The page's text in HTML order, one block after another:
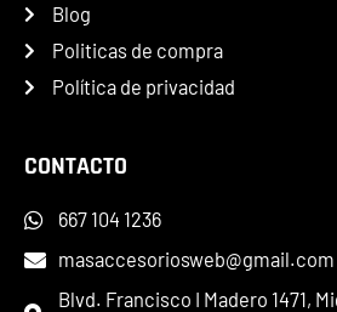
Blog
Politicas de compra
Política de privacidad
CONTACTO
667 104 1236
masaccesoriosweb@gmail.com
Blvd. Francisco I Madero 1471,